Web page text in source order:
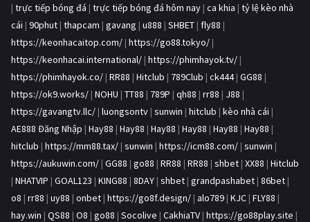
| trực tiếp bóng đá | trực tiếp bóng đá hôm nay | ca khia | tỷ lệ kèo nhà
cái | 90phut | thapcam | gavang | u888 | SHBET | fly88 |
https://keonhacaitop.com/ | https://go88.tokyo/ |
https://keonhacai.international/ | https://phimhayok.tv/ |
https://phimhayok.co/ | RR88 | Hitclub | 789Club | ck444| GG88 |
https://ok9.works/ | NOHU | TT88 | 789P | qh88 | rr88 | J88 |
https://gavangtv.llc/ | luongsontv | sunwin | hitclub | kèo nhà cái |
AE888 Đăng Nhập | Hay88 | Hay88 | Hay88 | Hay88 | Hay88 | Hay88 |
hitclub | https://mm88.tax/ | sunwin | https://icm88.com/ | sunwin |
https://aukuwin.com/ | GG88 | go88 | RR88 | RR88 | shbet | XX88 | Hitclub
| NHATVIP | GOAL123 | KING88 | 8DAY | shbet | grandpashabet | 86bet |
o8 | rr88 | uy88 | onbet | https://go8f.design/ | alo789 | KJC | FLY88 |
hay.win | QS88 | O8 | go88 | Socolive | CakhiaTV | https://go88play.site |